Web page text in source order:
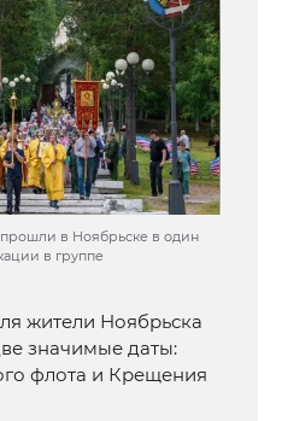
в Ноябрьске в один
в группе
жители Ноябрьска
значимые даты:
флота и Крещения